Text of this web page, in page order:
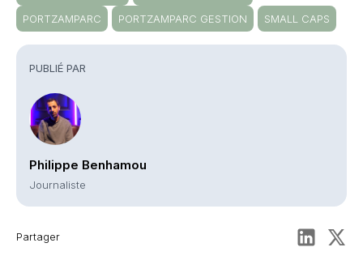
PUBLIÉ PAR
Philippe Benhamou
Journaliste
Partager
PORTZAMPARC
PORTZAMPARC GESTION SMALL CAPS